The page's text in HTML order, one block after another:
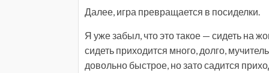
Далее, игра превращается в посиделки.
Я уже забыл, что это такое — сидеть на
сидеть приходится много, долго,
довольно быстрое, но зато садится